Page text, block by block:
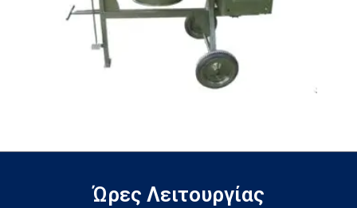
Ώρες Λειτουργίας